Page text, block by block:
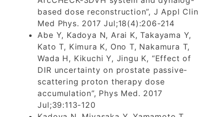
based dose reconstruction”, J Appl Clin
Med Phys. 2017 Jul;18(4):206-214
Abe Y, Kadoya N, Arai K, Takayama Y,
Kato T, Kimura K, Ono T, Nakamura T,
Wada H, Kikuchi Y, Jingu K, “Effect of
DIR uncertainty on prostate passive-
scattering proton therapy dose
accumulation”, Phys Med. 2017
Jul;39:113-120